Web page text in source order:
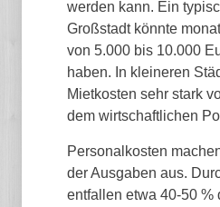
werden kann. Ein
Großstadt könnte
von 5.000 bis 10.000
haben. In kleineren
Mietkosten sehr stark
dem wirtschaftlichen
Personalkosten
der Ausgaben aus.
entfallen etwa 40-50 %